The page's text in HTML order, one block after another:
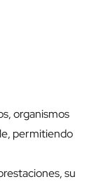
organismos
permitiendo
su